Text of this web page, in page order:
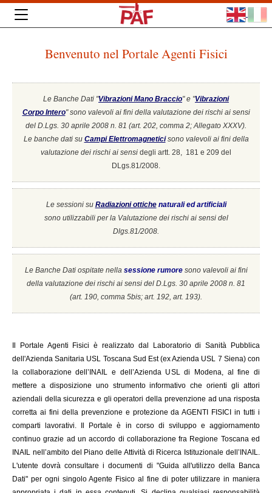
Benvenuto nel Portale Agenti Fisici
Le Banche Dati "Vibrazioni Mano Braccio" e "Vibrazioni
Corpo Intero"sono valevoli ai fini della valutazione dei rischi ai sensi
del D.Lgs. 30 aprile 2008 n. 81 (art. 202, comma 2; Allegato XXXV).
Le banche dati su Campi Elettromagneticisono valevoli ai fini della
valutazione dei rischi ai sensi degli artt. 28, 181 e 209 del
DLgs.81/2008.
Le sessioni su Radiazioni ottiche naturali ed artificiali
sono utilizzabili per la Valutazione dei rischi ai sensi del
Dlgs.81/2008.
Le Banche Dati ospitate nella sessione rumore sono valevoli ai fini
della valutazione dei rischi ai sensi del D.Lgs. 30 aprile 2008 n. 81
(art. 190, comma 5bis; art. 192, art. 193).
Portale Agenti Fisici è realizzato dal Laboratorio di Sanità Pubblica
dell'Azienda Sanitaria USL Toscana Sud Est (ex Azienda USL 7 Siena) con
la collaborazione dell’INAIL e dell’Azienda USL di Modena, al fine di
mettere a disposizione uno strumento informativo che orienti gli attori
aziendali della sicurezza e gli operatori della prevenzione ad una risposta
corretta ai fini della prevenzione e protezione da AGENTI FISICI in tutti i
comparti lavorativi. Il Portale è in corso di sviluppo e aggiornamento
continuo grazie ad un accordo di collaborazione fra Regione Toscana ed
INAIL nell’ambito del Piano delle Attività di Ricerca Istituzionale dell’INAIL.
L'utente dovrà consultare i documenti di "Guida all'utilizzo della Banca
Dati" per ogni singolo Agente Fisico al fine di poter utilizzare in maniera